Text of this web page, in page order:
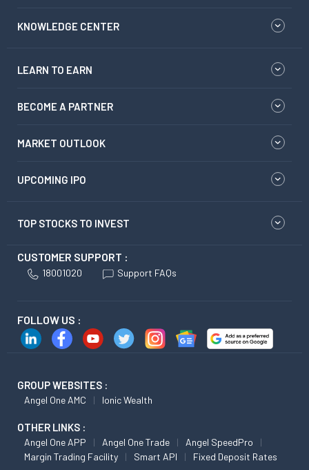
KNOWLEDGE CENTER
LEARN TO EARN
BECOME A PARTNER
MARKET OUTLOOK
UPCOMING IPO
TOP STOCKS TO INVEST
CUSTOMER SUPPORT :
18001020 Support FAQs
FOLLOW US :
GROUP WEBSITES :
Angel One AMC Ionic Wealth
OTHER LINKS :
Angel One APP Angel One Trade
Angel SpeedPro
Margin Trading Facility
Smart API Fixed Deposit Rates